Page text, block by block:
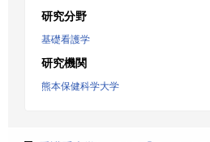
研究分野
基礎看護学
研究機関
熊本保健科学大学